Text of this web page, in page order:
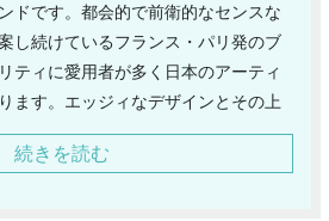
ドです。都会的で前衛的なセンスな
し続けているフランス・パリ発のブ
ティに愛用者が多く日本のアーティ
ます。エッジィなデザインとその上
良さが特徴してあげられます。フェ
気、身につけて動いている時に、1番
続きを読む